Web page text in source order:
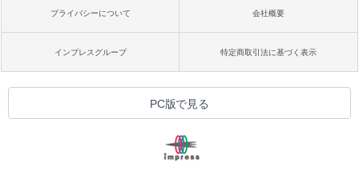
プライバシーについて 会社概要
インプレスグループ 特定商取引法に基づく表示
PC版で見る